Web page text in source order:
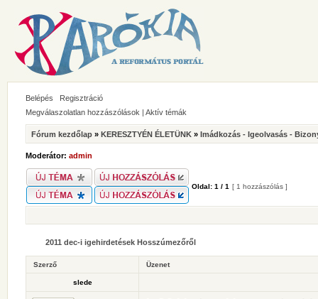
Belépés
Regisztráció
Megválaszolatlan hozzászólások | Aktív témák
Fórum kezdőlap » KERESZTYÉN ÉLETÜNK » Imádkozás - Igeolvasás -
Moderátor: admin
Oldal: 1 / 1 [ 1 hozzászólás ]
2011 dec-i igehirdetések Hosszúmezőről
Szerző Üzenet
slede